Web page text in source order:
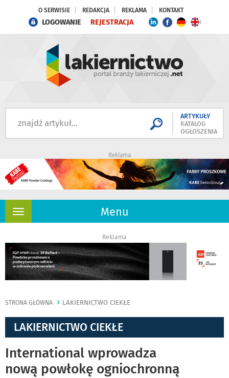
O SERWISIE REDAKCJA REKLAMA KONTAKT
LOGOWANIE REJESTRACJA
ARTYKUŁY
KATALOG
OGŁOSZENIA
Reklama
Menu
Rozwiń
Reklama
STRONA GŁÓWNA LAKIERNICTWO CIEKŁE
LAKIERNICTWO CIEKŁE
International wprowadza
nową powłokę ogniochronną